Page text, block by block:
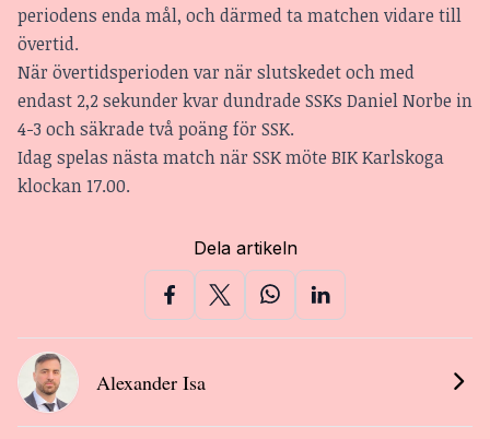
periodens enda mål, och därmed ta matchen vidare till
övertid.
När övertidsperioden var när slutskedet och med
endast 2,2 sekunder kvar dundrade SSKs Daniel Norbe in
4-3 och säkrade två poäng för SSK.
Idag spelas nästa match när SSK möte BIK Karlskoga
klockan 17.00.
Dela artikeln
Alexander Isa